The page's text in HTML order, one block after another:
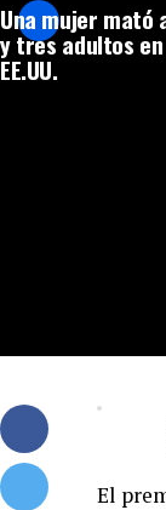
Una mujer
y tres adultos
EE.UU.
El